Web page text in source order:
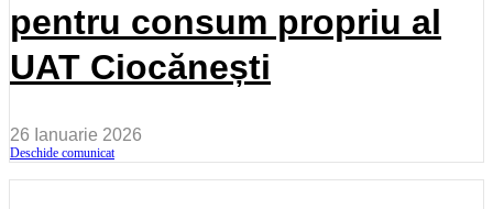
pentru consum propriu al
UAT Ciocănești
26 Ianuarie 2026
Deschide comunicat